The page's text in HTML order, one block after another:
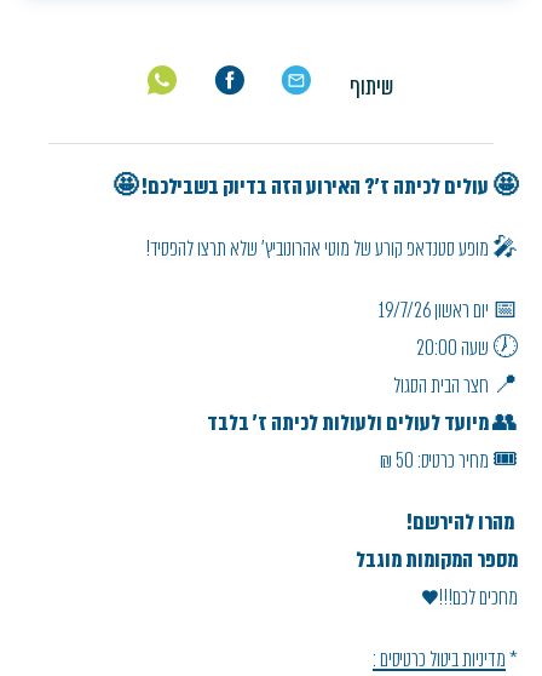
שיתוף
🤩 עולים לכיתה ז'? האירוע הזה בדיוק בשבילכם! 🤩
🎤 מופע סטנדאפ קורע של מוטי אהרונוביץ' שלא תרצו להפסיד!
📅 יום ראשון 19/7/26
🕖 שעה 20:00
📍 חצר הבית הסגול
👥מיועד לעולים ולעולות לכיתה ז' בלבד
🎟️ מחיר כרטיס: 50 ₪
מהרו להירשם!
מספר המקומות מוגבל
מחכים לכם!!!♥
*מדיניות ביטול כרטיסים :